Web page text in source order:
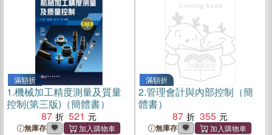
滿額折
1.機械加工精度測量及質量
控制(第三版)（簡體書）
87
521
無庫存
滿額折
2.管理會計與內部控制（簡
體書）
87
355
無庫存